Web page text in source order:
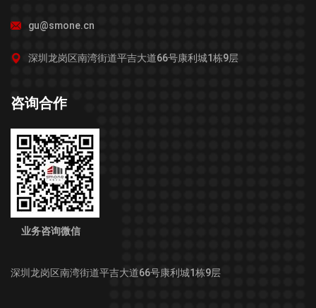
gu@smone.cn
深圳龙岗区南湾街道平吉大道66号康利城1栋9层
咨询合作
业务咨询微信
深圳龙岗区南湾街道平吉大道66号康利城1栋9层